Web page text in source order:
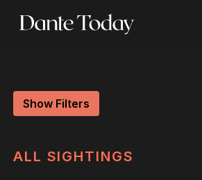
Show Filters
ALL SIGHTINGS